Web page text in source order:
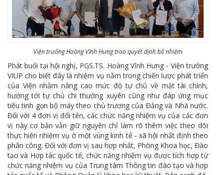
Viện trưởng Hoàng Vĩnh Hưng trao quyết định bổ nhiệm
Phát buổi tại hội nghị, PGS.TS. Hoàng Vĩnh Hưng - Viện trưởng
VIUP cho biết đây là nhiệm vụ nằm trong chiến lược phát triển
của Viện nhằm nâng cao mức độ tự chủ về mặt tài chính,
hướng tới tự chủ chi thường xuyên cũng như đáp ứng mục
tiêu tinh gọn bộ máy theo chủ trương của Đảng và Nhà nước.
Đối với 4 đơn vị đổi tên, các chức năng nhiệm vụ của các đơn
vị này cơ bản vẫn giữ nguyên chỉ làm rõ thêm việc theo dõi
thực hiện nhiệm vụ ở một vùng kinh tế - xã hội nhất định theo
phân công. Đối với đơn vị sau hợp nhất, Phòng Khoa học, Đào
tạo và Hợp tác quốc tế, chức năng nhiệm vụ được tích hợp từ
chức năng nhiệm vụ của Trung tâm Thông tin đào tạo và hợp